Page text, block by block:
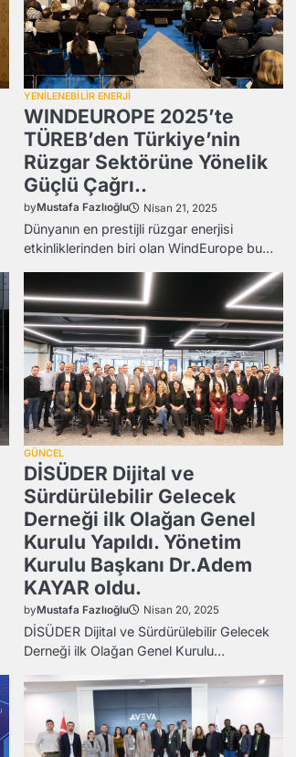
YENİLENEBİLİR ENERJİ
WINDEUROPE 2025’te
TÜREB’den Türkiye’nin
Rüzgar Sektörüne Yönelik
Güçlü Çağrı..
byMustafa Fazlıoğlu Nisan 21, 2025
Dünyanın en prestijli rüzgar enerjisi
etkinliklerinden biri olan WindEurope bu…
GÜNCEL
DİSÜDER Dijital ve
Sürdürülebilir Gelecek
Derneği ilk Olağan Genel
Kurulu Yapıldı. Yönetim
Kurulu Başkanı Dr.Adem
KAYAR oldu.
byMustafa Fazlıoğlu Nisan 20, 2025
DİSÜDER Dijital ve Sürdürülebilir Gelecek
Derneği ilk Olağan Genel Kurulu…